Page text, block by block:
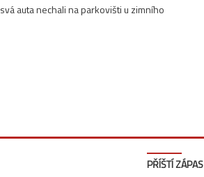
auta nechali na parkovišti u zimního
PŘÍŠTÍ ZÁPAS